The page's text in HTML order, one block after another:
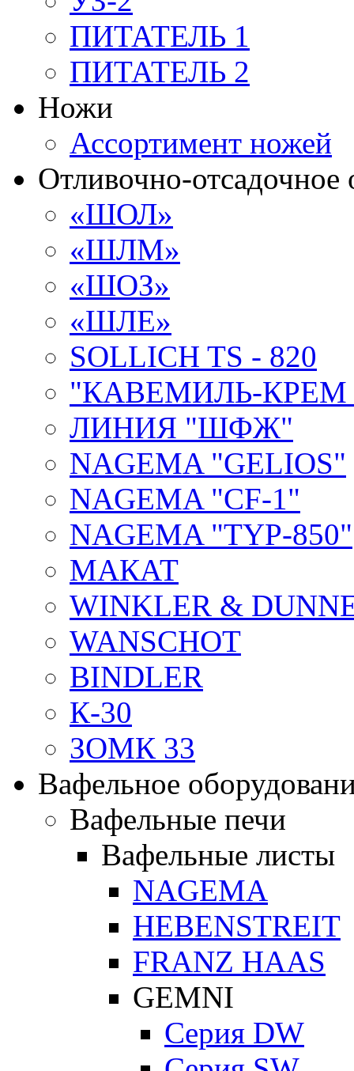
ПИТАТЕЛЬ 1
ПИТАТЕЛЬ 2
Ножи
Ассортимент ножей
Отливочно-отсадочное
«ШОЛ»
«ШЛМ»
«ШОЗ»
«ШЛЕ»
SOLLICH TS - 820
"КАВЕМИЛЬ-КРЕМ
ЛИНИЯ "ШФЖ"
NAGEMA "GELIOS"
NAGEMA "CF-1"
NAGEMA "TYP-850"
МАКАТ
WINKLER &
WANSCHOT
BINDLER
К-30
ЗОМК 33
Вафельное
Вафельные печи
Вафельные листы
NAGEMA
HEBENSTREIT
FRANZ HAAS
GEMNI
Серия DW